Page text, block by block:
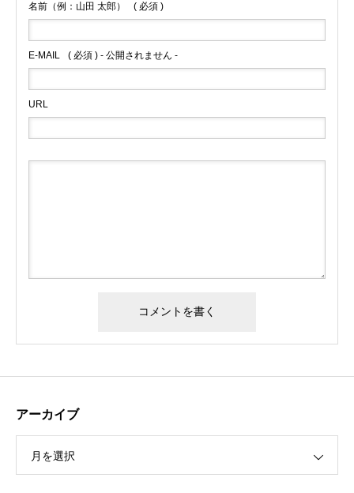
名前（例：山田 太郎） ( 必須 )
E-MAIL ( 必須 ) - 公開されません -
URL
アーカイブ
月を選択